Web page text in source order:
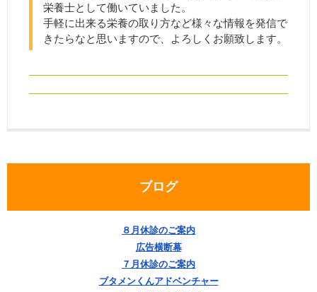
栄養士として働いていました。
手軽に出来る栄養の取り方など様々な情報を発信で
きたらなと思いますので、よろしくお願致します。
ブログ
８月休診のご案内
広告横断幕
７月休診のご案内
ブタメンくんアドベンチャー